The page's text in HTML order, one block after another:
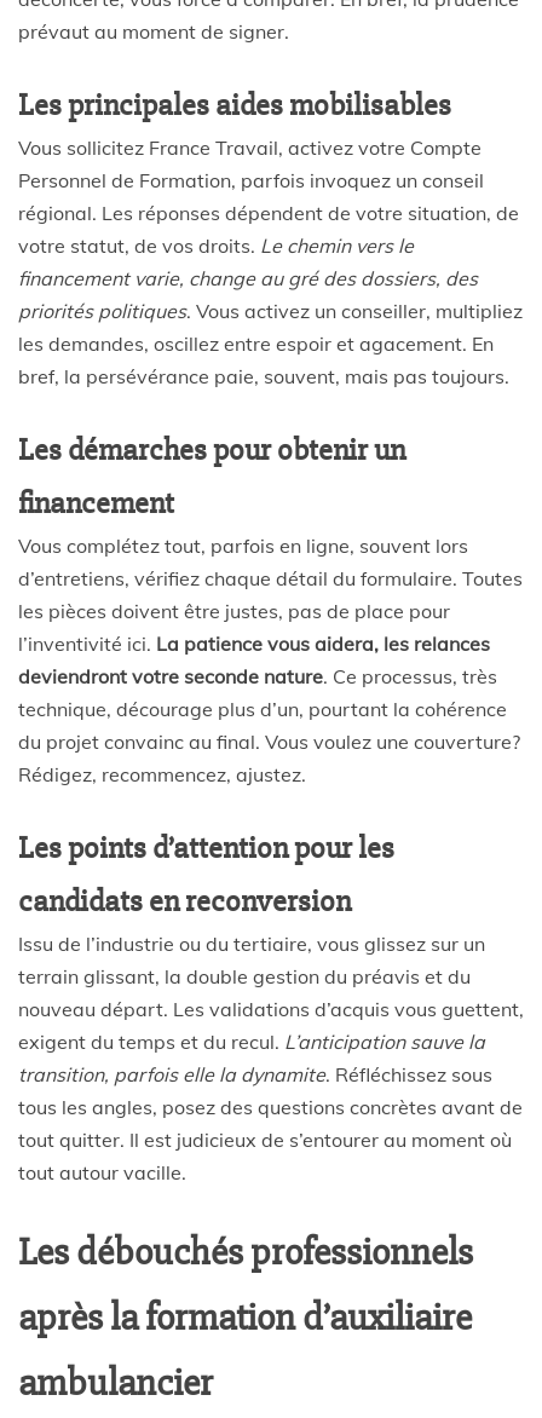
prévaut au moment de signer.
Les principales aides mobilisables
Vous sollicitez France Travail, activez votre Compte
Personnel de Formation, parfois invoquez un conseil
régional. Les réponses dépendent de votre situation, de
votre statut, de vos droits. Le chemin vers le
financement varie, change au gré des dossiers, des
priorités politiques. Vous activez un conseiller, multipliez
les demandes, oscillez entre espoir et agacement. En
bref, la persévérance paie, souvent, mais pas toujours.
Les démarches pour obtenir un
financement
Vous complétez tout, parfois en ligne, souvent lors
d’entretiens, vérifiez chaque détail du formulaire. Toutes
les pièces doivent être justes, pas de place pour
l’inventivité ici. La patience vous aidera, les relances
deviendront votre seconde nature. Ce processus, très
technique, décourage plus d’un, pourtant la cohérence
du projet convainc au final. Vous voulez une couverture?
Rédigez, recommencez, ajustez.
Les points d’attention pour les
candidats en reconversion
Issu de l’industrie ou du tertiaire, vous glissez sur un
terrain glissant, la double gestion du préavis et du
nouveau départ. Les validations d’acquis vous guettent,
exigent du temps et du recul. L’anticipation sauve la
transition, parfois elle la dynamite. Réfléchissez sous
tous les angles, posez des questions concrètes avant de
tout quitter. Il est judicieux de s’entourer au moment où
tout autour vacille.
Les débouchés professionnels
après la formation d’auxiliaire
ambulancier